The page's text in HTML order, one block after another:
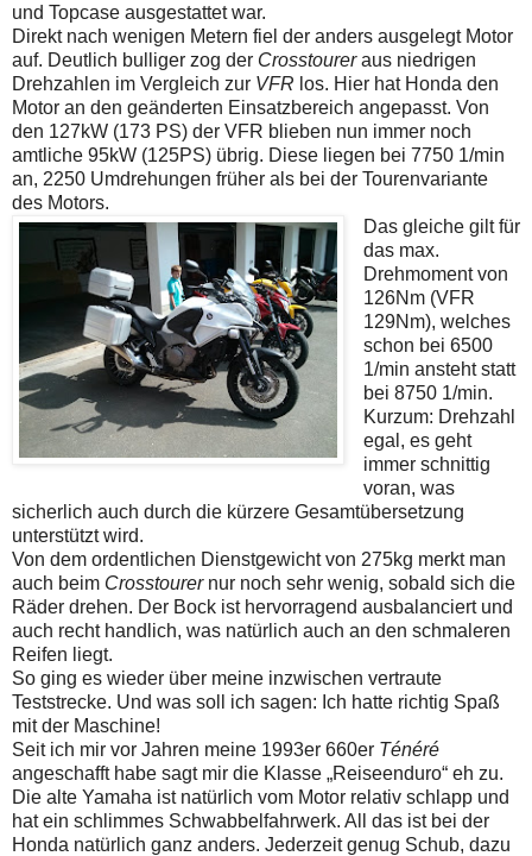
und Topcase ausgestattet war.
Direkt nach wenigen Metern fiel der anders ausgelegt Motor
auf. Deutlich bulliger zog der Crosstoureraus niedrigen
Drehzahlen im Vergleich zur VFR los. Hier hat Honda den
Motor an den geänderten Einsatzbereich angepasst. Von
den 127kW (173 PS) der VFR blieben nun immer noch
amtliche 95kW (125PS) übrig. Diese liegen bei 7750 1/min
an, 2250 Umdrehungen früher als bei der Tourenvariante
des Motors.
Das gleiche gilt für
das max.
Drehmoment von
126Nm (VFR
129Nm), welches
schon bei 6500
1/min ansteht statt
bei 8750 1/min.
Kurzum: Drehzahl
egal, es geht
immer schnittig
voran, was
sicherlich auch durch die kürzere Gesamtübersetzung
unterstützt wird.
Von dem ordentlichen Dienstgewicht von 275kg merkt man
auch beim Crosstourernur noch sehr wenig, sobald sich die
Räder drehen. Der Bock ist hervorragend ausbalanciert und
auch recht handlich, was natürlich auch an den schmaleren
Reifen liegt.
So ging es wieder über meine inzwischen vertraute
Teststrecke. Und was soll ich sagen: Ich hatte richtig Spaß
mit der Maschine!
Seit ich mir vor Jahren meine 1993er 660er Ténéré
angeschafft habe sagt mir die Klasse „Reiseenduro“ eh zu.
Die alte Yamaha ist natürlich vom Motor relativ schlapp und
hat ein schlimmes Schwabbelfahrwerk. All das ist bei der
Honda natürlich ganz anders. Jederzeit genug Schub, dazu